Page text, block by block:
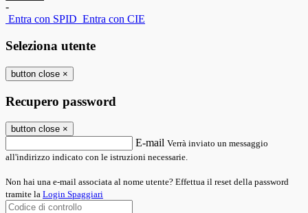
-
Entra con SPID Entra con CIE
Seleziona utente
button close ×
Recupero password
button close ×
E-mail Verrà inviato un messaggio
all'indirizzo indicato con le istruzioni necessarie.
Non hai una e-mail associata al nome utente? Effettua il reset della password
tramite la Login Spaggiari